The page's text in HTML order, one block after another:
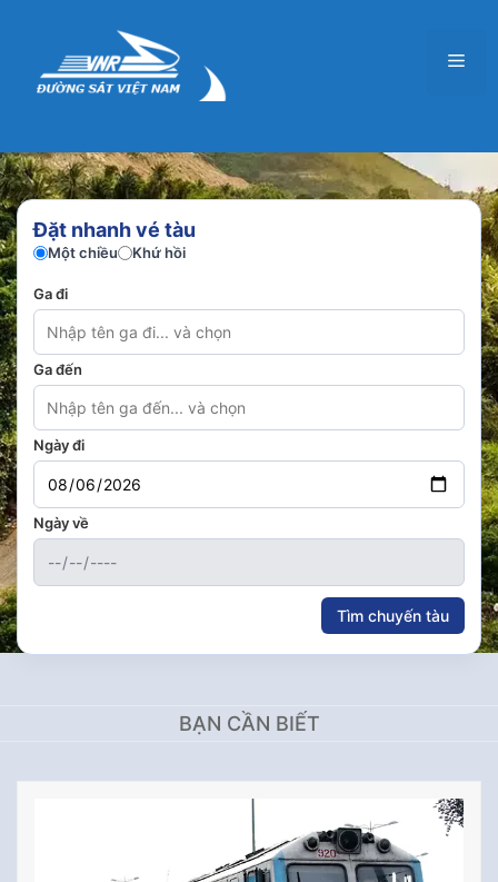
dung
Đặt nhanh vé tàu
Một chiều Khứ hồi
Ga đi
Ga đến
Ngày đi
Ngày về
Tìm chuyến tàu
BẠN CẦN BIẾT